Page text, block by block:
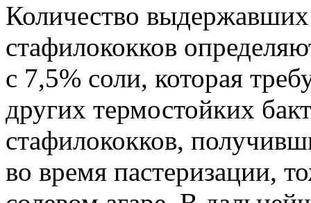
Количество
стафилококков
с 7,5% соли, которая
других термостойких
стафилококков,
во время пастеризации,